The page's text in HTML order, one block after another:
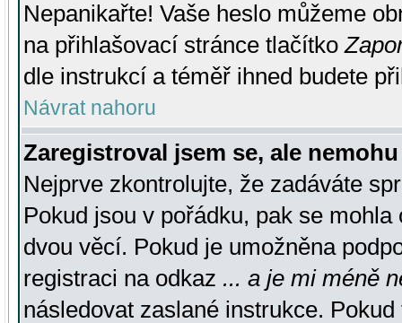
Nepanikařte! Vaše heslo můžeme
na přihlašovací stránce tlačítko
dle instrukcí a téměř ihned budete
Návrat nahoru
Zaregistroval jsem se, ale
Nejprve zkontrolujte, že zadáváte
Pokud jsou v pořádku, pak se
dvou věcí. Pokud je umožněna
registraci na odkaz ... a je mi méně
následovat zaslané instrukce.